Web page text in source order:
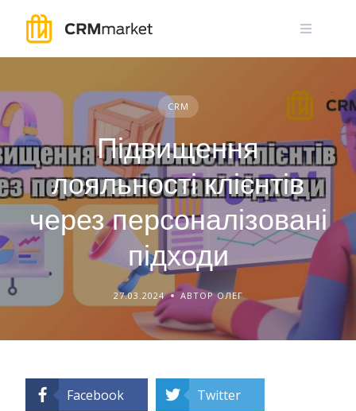
content
CRM
Підвищення
лояльності клієнтів
через персоналізовані
підходи
27.03.2024 АВТОР ОЛЕГ
Facebook Twitter